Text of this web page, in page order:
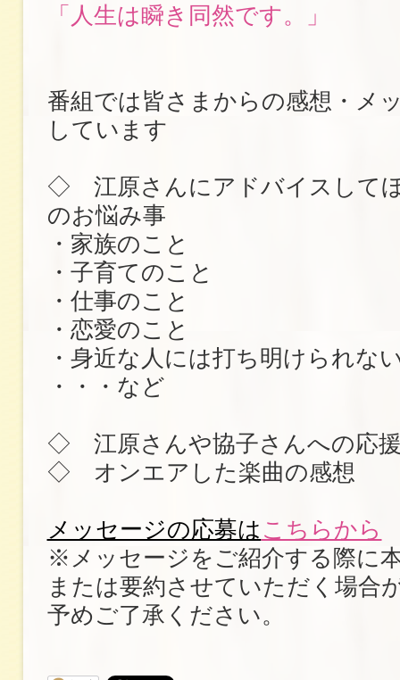
「人生は瞬き同然です。」
番組では皆さまからの感想・メ
しています
◇ 江原さんにアドバイスして
のお悩み事
・家族のこと
・子育てのこと
・仕事のこと
・恋愛のこと
・身近な人には打ち明けられな
・・・など
◇ 江原さんや協子さんへの応
◇ オンエアした楽曲の感想
メッセージの応募は こちらから
※メッセージをご紹介する際に
または要約させていただく場合
予めご了承ください。